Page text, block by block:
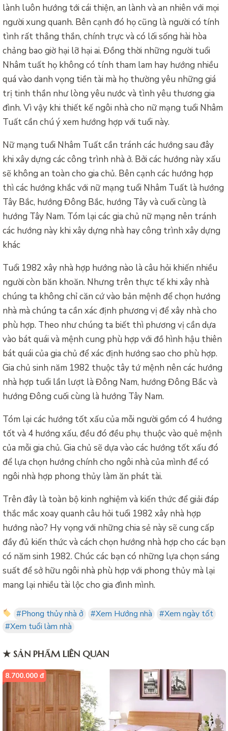
lành luôn hướng tới cái thiện, an lành và an nhiên với mọi
người xung quanh. Bên cạnh đó họ cũng là người có tính
tình rất thẳng thắn, chính trực và có lối sống hài hòa
chảng bao giờ hại lỡ hại ai. Đồng thời những người tuổi
Nhâm tuất họ không có tính tham lam hay hướng nhiều
quá vào danh vọng tiền tài mà họ thường yêu những giá
trị tinh thần như lòng yêu nước và tình yêu thương gia
đình. Vì vậy khi thiết kế ngôi nhà cho nữ mạng tuổi Nhâm
Tuất cần chú ý xem hướng hợp với tuổi này.
Nữ mạng tuổi Nhâm Tuất cần tránh các hướng sau đây
khi xây dựng các công trình nhà ở. Bởi các hướng này xấu
sẽ không an toàn cho gia chủ. Bên cạnh các hướng hợp
thì các hướng khắc với nữ mạng tuổi Nhâm Tuất là hướng
Tây Bắc, hướng Đông Bắc, hướng Tây và cuối cùng là
hướng Tây Nam. Tóm lại các gia chủ nữ mạng nên tránh
các hướng này khi xây dựng nhà hay công trình xây dựng
khác
Tuổi 1982 xây nhà hợp hướng nào là câu hỏi khiến nhiều
người còn băn khoăn. Nhưng trên thực tế khi xây nhà
chúng ta không chỉ căn cứ vào bản mệnh để chọn hướng
nhà mà chúng ta cần xác định phương vị để xây nhà cho
phù hợp. Theo như chúng ta biết thì phương vị cần dựa
vào bát quái và mệnh cung phù hợp với đồ hình hậu thiên
bát quái của gia chủ để xác định hướng sao cho phù hợp.
Gia chủ sinh năm 1982 thuộc tây tứ mệnh nên các hướng
nhà hợp tuổi lần lượt là Đông Nam, hướng Đông Bắc và
hướng Đông cuối cùng là hướng Tây Nam.
Tóm lại các hướng tốt xấu của mỗi người gồm có 4 hướng
tốt và 4 hướng xấu, đều đó đều phụ thuộc vào quẻ mệnh
của mỗi gia chủ. Gia chủ sẽ dựa vào các hướng tốt xấu đó
để lựa chọn hướng chính cho ngôi nhà của mình để có
ngôi nhà hợp phong thủy làm ăn phát tài.
Trên đây là toàn bộ kinh nghiệm và kiến thức để giải đáp
thắc mắc xoay quanh câu hỏi tuổi 1982 xây nhà hợp
hướng nào? Hy vọng với những chia sẻ này sẽ cung cấp
đầy đủ kiến thức và cách chọn hướng nhà hợp cho các bạn
có năm sinh 1982. Chúc các bạn có những lựa chọn sáng
suất để sở hữu ngôi nhà phù hợp với phong thủy mà lại
mang lại nhiều tài lộc cho gia đình mình.
#Phong thủy nhà ở #Xem Hướng nhà
#Xem ngày tốt
#Xem tuổi làm nhà
★ SẢN PHẨM LIÊN QUAN
8.700.000 đ